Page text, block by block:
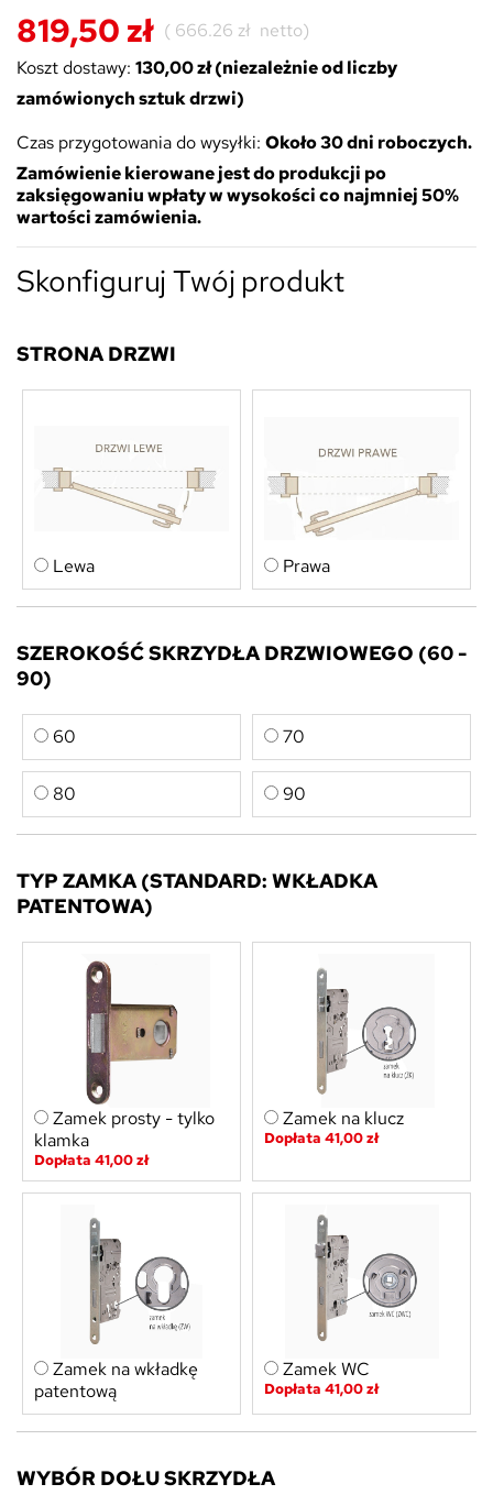
819,50 zł ( 666.26 zł netto)
Koszt dostawy: 130,00 zł (niezależnie od liczby
zamówionych sztuk drzwi)
Czas przygotowania do wysyłki: Około 30 dni roboczych.
Zamówienie kierowane jest do produkcji po
zaksięgowaniu wpłaty w wysokości co najmniej 50%
wartości zamówienia.
Skonfiguruj Twój produkt
STRONA DRZWI
Lewa Prawa
SZEROKOŚĆ SKRZYDŁA DRZWIOWEGO (60 -
90)
60 70
80 90
TYP ZAMKA (STANDARD: WKŁADKA
PATENTOWA)
Zamek prosty - tylko
klamka
Dopłata 41,00 zł
Zamek na klucz
Dopłata 41,00 zł
Zamek na wkładkę
patentową
Zamek WC
Dopłata 41,00 zł
WYBÓR DOŁU SKRZYDŁA